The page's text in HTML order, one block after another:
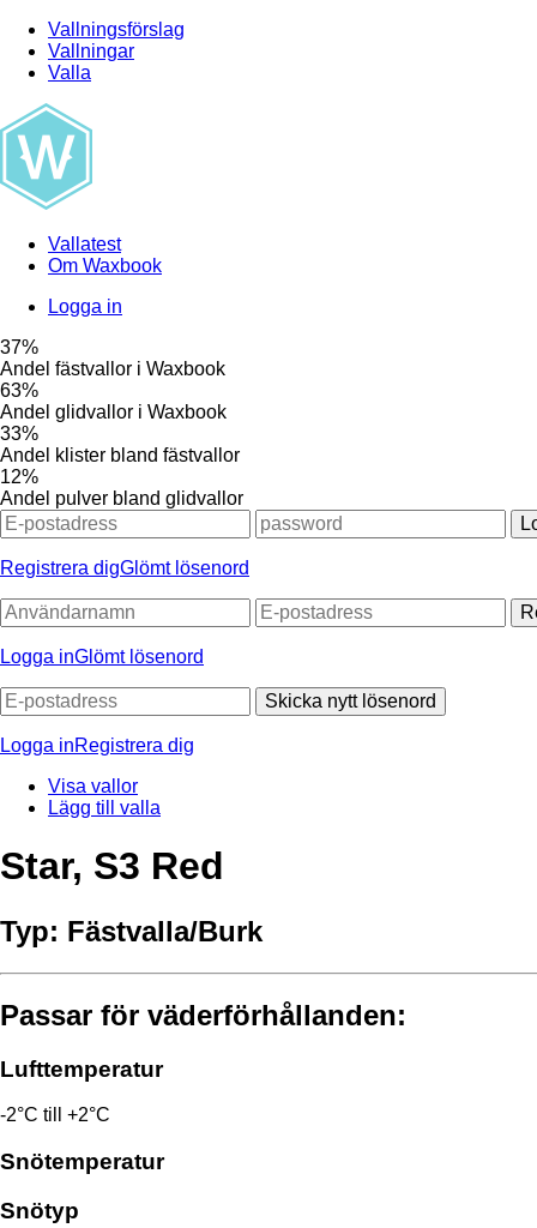
Vallningsförslag
Vallningar
Valla
Vallatest
Om Waxbook
Logga in
37%
Andel fästvallor i Waxbook
63%
Andel glidvallor i Waxbook
33%
Andel klister bland fästvallor
12%
Andel pulver bland glidvallor
Registrera digGlömt lösenord
Logga inGlömt lösenord
Skicka nytt lösenord
Logga inRegistrera dig
Visa vallor
Lägg till valla
Star, S3 Red
Typ: Fästvalla/Burk
Passar för väderförhållanden:
Lufttemperatur
-2°C till +2°C
Snötemperatur
Snötyp